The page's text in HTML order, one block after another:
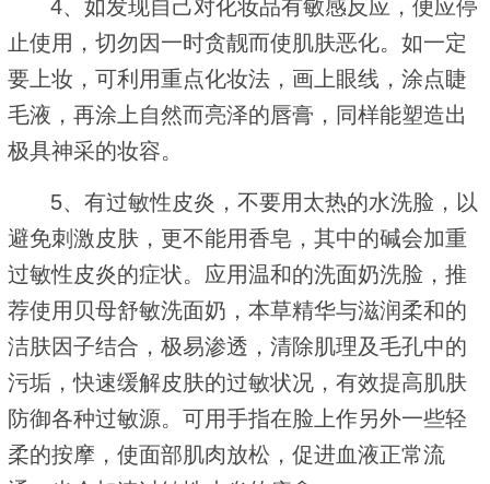
4、如发现自己对化妆品有敏感反应，便应停
止使用，切勿因一时贪靓而使肌肤恶化。如一定
要上妆，可利用重点化妆法，画上眼线，涂点睫
毛液，再涂上自然而亮泽的唇膏，同样能塑造出
极具神采的妆容。
5、有过敏性皮炎，不要用太热的水洗脸，以
避免刺激皮肤，更不能用香皂，其中的碱会加重
过敏性皮炎的症状。应用温和的洗面奶洗脸，推
荐使用贝母舒敏洗面奶，本草精华与滋润柔和的
洁肤因子结合，极易渗透，清除肌理及毛孔中的
污垢，快速缓解皮肤的过敏状况，有效提高肌肤
防御各种过敏源。可用手指在脸上作另外一些轻
柔的按摩，使面部肌肉放松，促进血液正常流